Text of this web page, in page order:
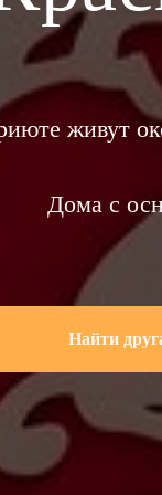
живут
Дома с
Найти